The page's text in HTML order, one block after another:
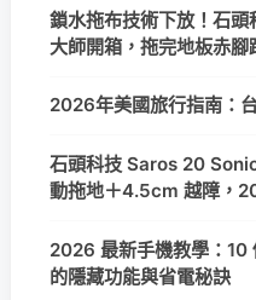
鎖水拖布技術下放！石
大師開箱，拖完地板赤腳
2026年美國旅行指南：
石頭科技 Saros 20
動拖地＋4.5cm 越障，
2026 最新手機教學：
的隱藏功能與省電秘訣